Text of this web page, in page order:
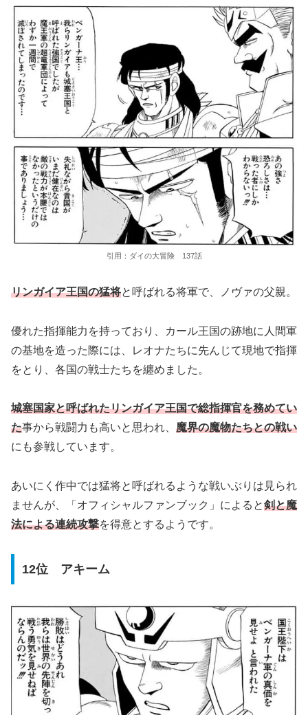
引用：ダイの大冒険 137話
リンガイア王国の猛将と呼ばれる将軍で、ノヴァの父親。
優れた指揮能力を持っており、カール王国の跡地に人間軍
の基地を造った際には、レオナたちに先んじて現地で指揮
をとり、各国の戦士たちを纏めました。
城塞国家と呼ばれたリンガイア王国で総指揮官を務めてい
た事から戦闘力も高いと思われ、 魔界の魔物たちとの戦い
にも参戦しています。
あいにく作中では猛将と呼ばれるような戦いぶりは見られ
ませんが、「オフィシャルファンブック」によると剣と魔
法による連続攻撃を得意とするようです。
12位 アキーム